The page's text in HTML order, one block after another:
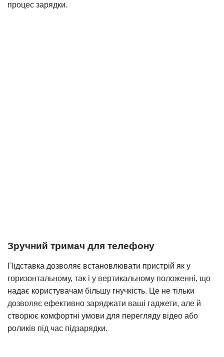
процес зарядки.
Зручний тримач для телефону
Підставка дозволяє встановлювати пристрій як у
горизонтальному, так і у вертикальному положенні, що
надає користувачам більшу гнучкість. Це не тільки
дозволяє ефективно заряджати ваші гаджети, але й
створює комфортні умови для перегляду відео або
роликів під час підзарядки.